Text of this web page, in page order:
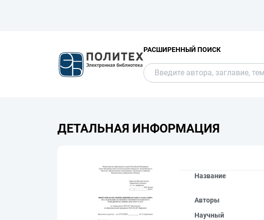
РАСШИРЕННЫЙ ПОИСК
ДЕТАЛЬНАЯ ИНФОРМАЦИЯ
Название
Авторы
Научный